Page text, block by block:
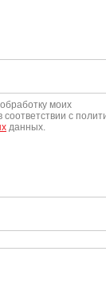
моих
с
данных.